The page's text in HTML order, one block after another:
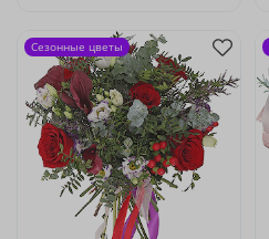
Сезонные цветы